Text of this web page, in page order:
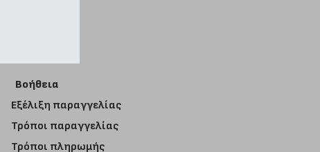
Βοήθεια
Εξέλιξη παραγγελίας
Τρόποι παραγγελίας
Τρόποι πληρωμής